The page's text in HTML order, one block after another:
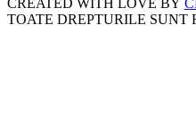
TOATE DREPTURILE SUNT